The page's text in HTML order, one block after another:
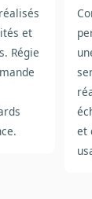
et
Régie
et